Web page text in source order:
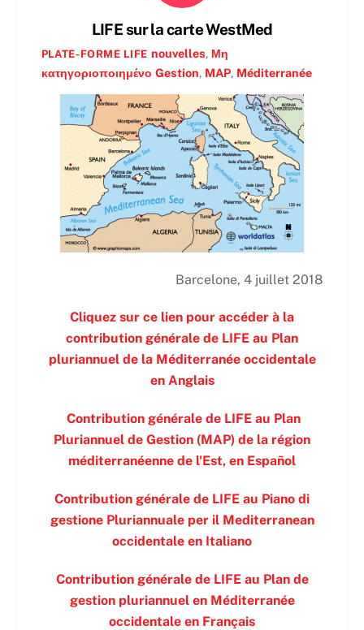
LIFE sur la carte WestMed
PLATE-FORME LIFE nouvelles, Μη
κατηγοριοποιημένο Gestion, MAP, Méditerranée
Barcelone, 4 juillet 2018
Cliquez sur ce lien pour accéder à la
contribution générale de LIFE au Plan
pluriannuel de la Méditerranée occidentale
en Anglais
Contribution générale de LIFE au Plan
Pluriannuel de Gestion (MAP) de la région
méditerranéenne de l'Est, en Español
Contribution générale de LIFE au Piano di
gestione Pluriannuale per il Mediterranean
occidentale en Italiano
Contribution générale de LIFE au Plan de
gestion pluriannuel en Méditerranée
occidentale en Français